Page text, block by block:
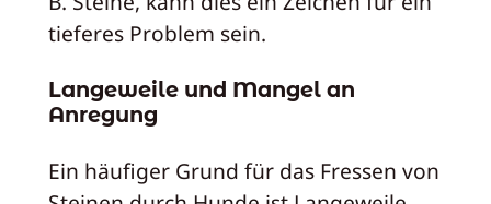
tieferes Problem sein.
Langeweile und Mangel an
Anregung
Ein häufiger Grund für das Fressen von